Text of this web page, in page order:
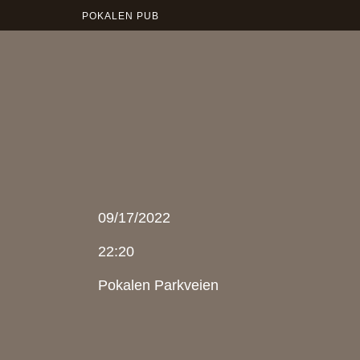
POKALEN PUB
09/17/2022
22:20
Pokalen Parkveien